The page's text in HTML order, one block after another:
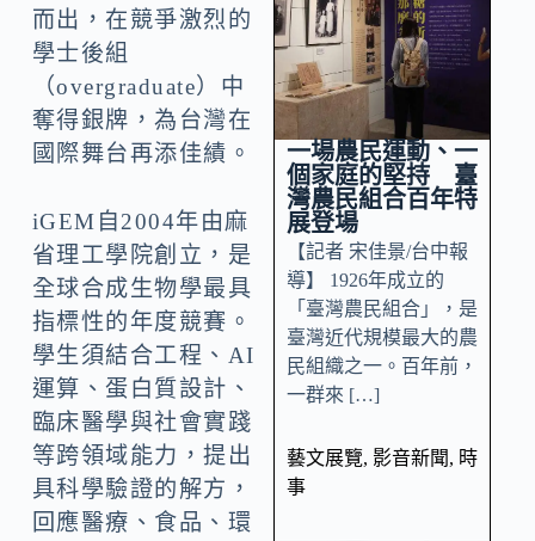
而出，在競爭激烈的
學士後組
（overgraduate）中
奪得銀牌，為台灣在
國際舞台再添佳績。
iGEM自2004年由麻
省理工學院創立，是
全球合成生物學最具
指標性的年度競賽。
學生須結合工程、AI
運算、蛋白質設計、
臨床醫學與社會實踐
等跨領域能力，提出
具科學驗證的解方，
回應醫療、食品、環
一場農民運動、一
個家庭的堅持 臺
灣農民組合百年特
展登場
【記者 宋佳景/台中報
導】 1926年成立的
「臺灣農民組合」，是
臺灣近代規模最大的農
民組織之一。百年前，
一群來 […]
藝文展覽, 影音新聞, 時
事